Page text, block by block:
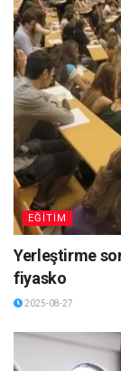
EĞİTİM
Yerleştirme
fiyasko
2025-08-27